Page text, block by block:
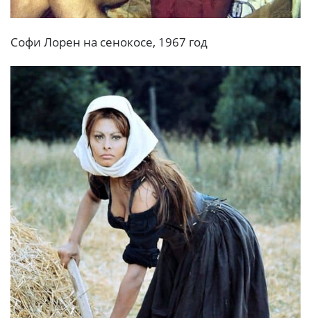
Софи Лорен на сенокосе, 1967 год